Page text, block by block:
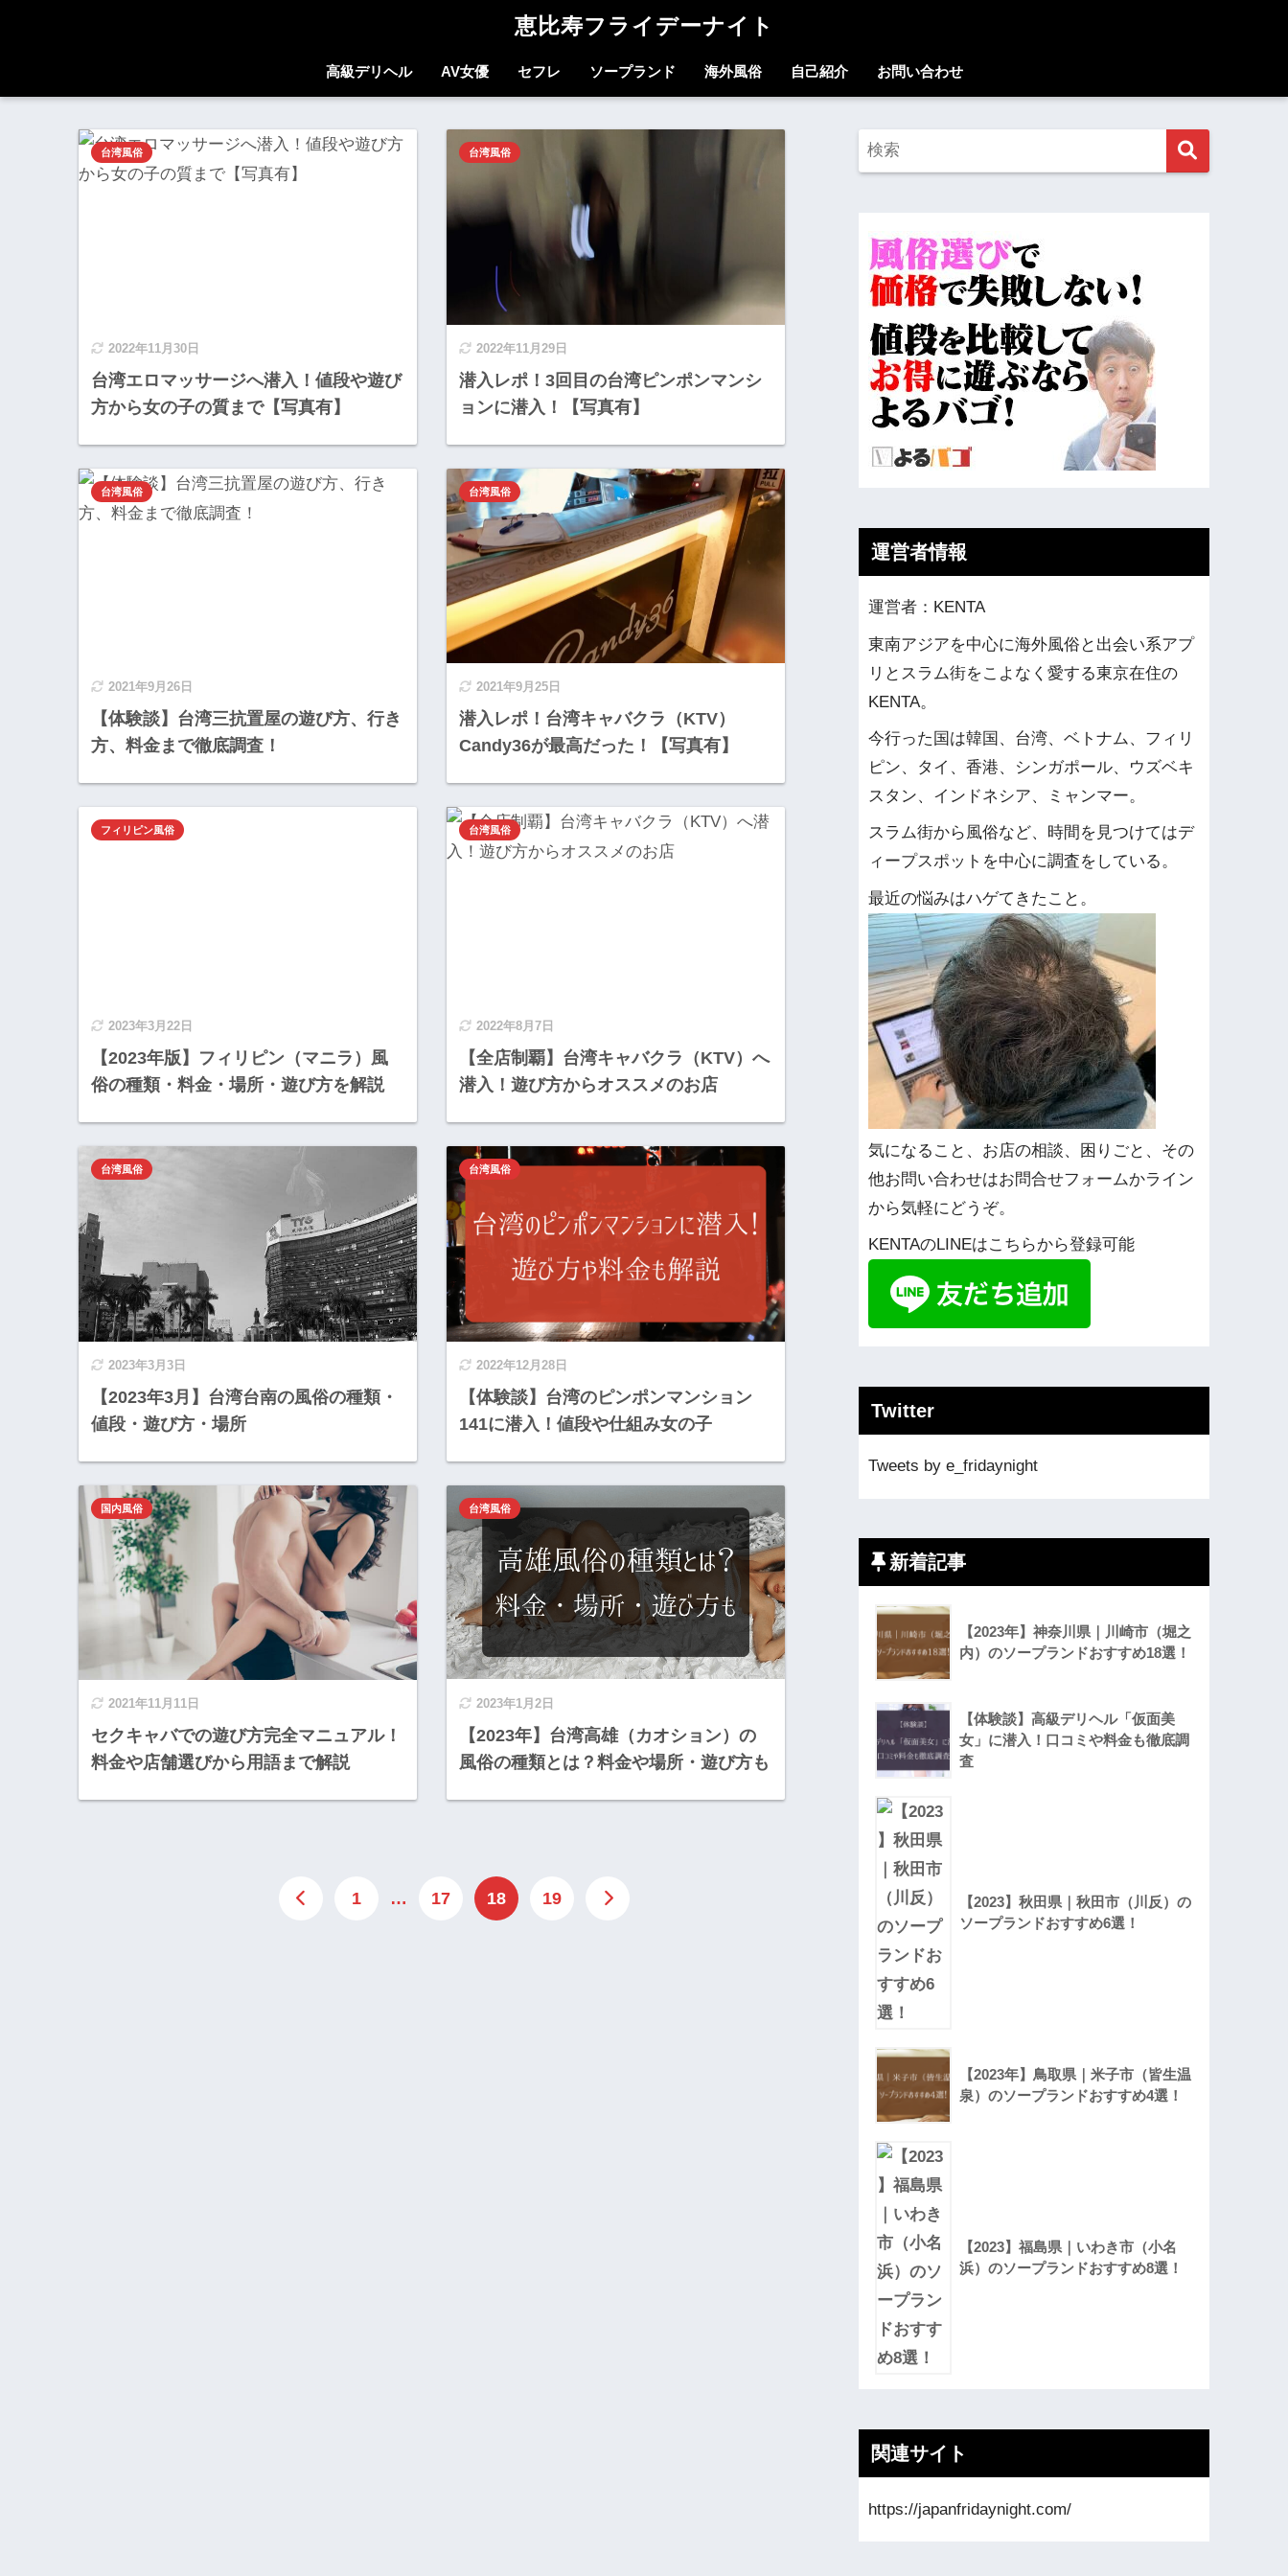
恵比寿フライデーナイト
高級デリヘル AV女優 セフレ ソープランド 海外風俗 自己紹介 お問い合わせ
2022年11月30日
台湾エロマッサージへ潜入！値段や遊び
方から女の子の質まで【写真有】
台湾風俗
2022年11月29日
潜入レポ！3回目の台湾ピンポンマンシ
ョンに潜入！【写真有】
台湾風俗
2021年9月26日
【体験談】台湾三抗置屋の遊び方、行き
方、料金まで徹底調査！
台湾風俗
2021年9月25日
潜入レポ！台湾キャバクラ（KTV）
Candy36が最高だった！【写真有】
台湾風俗
2023年3月22日
【2023年版】フィリピン（マニラ）風
俗の種類・料金・場所・遊び方を解説
フィリピン風俗
2022年8月7日
【全店制覇】台湾キャバクラ（KTV）へ
潜入！遊び方からオススメのお店
台湾風俗
2023年3月3日
【2023年3月】台湾台南の風俗の種類・
値段・遊び方・場所
台湾風俗
2022年12月28日
【体験談】台湾のピンポンマンション
141に潜入！値段や仕組み女の子
台湾風俗
2021年11月11日
セクキャバでの遊び方完全マニュアル！
料金や店舗選びから用語まで解説
国内風俗
2023年1月2日
【2023年】台湾高雄（カオション）の
風俗の種類とは？料金や場所・遊び方も
台湾風俗
1 … 17 18 19
運営者情報
運営者：KENTA
東南アジアを中心に海外風俗と出会い系アプ
リとスラム街をこよなく愛する東京在住の
KENTA。
今行った国は韓国、台湾、ベトナム、フィリ
ピン、タイ、香港、シンガポール、ウズベキ
スタン、インドネシア、ミャンマー。
スラム街から風俗など、時間を見つけてはデ
ィープスポットを中心に調査をしている。
最近の悩みはハゲてきたこと。
気になること、お店の相談、困りごと、その
他お問い合わせはお問合せフォームかライン
から気軽にどうぞ。
KENTAのLINEはこちらから登録可能
Twitter
Tweets by e_fridaynight
新着記事
【2023年】神奈川県｜川崎市（堀之
内）のソープランドおすすめ18選！
【体験談】高級デリヘル「仮面美
女」に潜入！口コミや料金も徹底調
査
【2023】秋田県｜秋田市（川反）の
ソープランドおすすめ6選！
【2023年】鳥取県｜米子市（皆生温
泉）のソープランドおすすめ4選！
【2023】福島県｜いわき市（小名
浜）のソープランドおすすめ8選！
関連サイト
https://japanfridaynight.com/